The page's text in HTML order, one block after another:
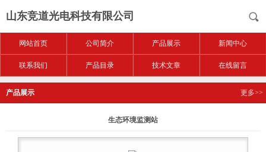
山东竞道光电科技有限公司
网站首页 公司简介 产品展示 新闻中心
联系我们 产品目录 技术文章 在线留言
产品展示 更多>>
生态环境监测站